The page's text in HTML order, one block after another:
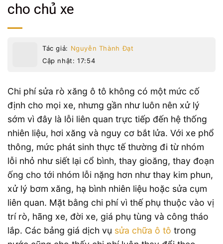
cho chủ xe
Tác giả: Nguyễn Thành Đạt
Cập nhật: 17:54
Chi phí sửa rò xăng ô tô không có một mức cố
định cho mọi xe, nhưng gần như luôn nên xử lý
sớm vì đây là lỗi liên quan trực tiếp đến hệ thống
nhiên liệu, hơi xăng và nguy cơ bắt lửa. Với xe phổ
thông, mức phát sinh thực tế thường đi từ nhóm
lỗi nhỏ như siết lại cổ bình, thay gioăng, thay đoạn
ống cho tới nhóm lỗi nặng hơn như thay kim phun,
xử lý bơm xăng, hạ bình nhiên liệu hoặc sửa cụm
liên quan. Mặt bằng chi phí vì thế phụ thuộc vào vị
trí rò, hãng xe, đời xe, giá phụ tùng và công tháo
lắp. Các bảng giá dịch vụ sửa chữa ô tô trong